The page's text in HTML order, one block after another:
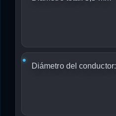
Diámetro del conductor: